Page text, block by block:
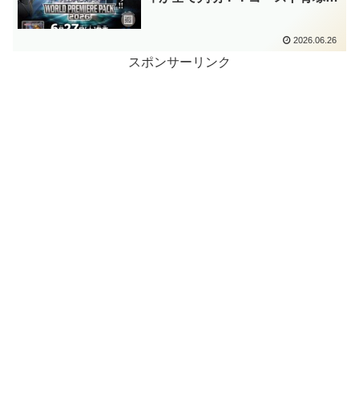
ど、話題の海外先行カードが例年
よりも早く来日です！！【遊戯王
2026.06.26
スポンサーリンク